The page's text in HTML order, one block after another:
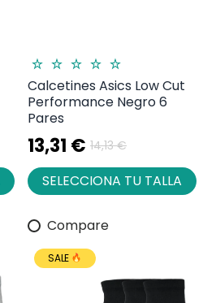
Calcetines Asics Low Cut
Performance Negro 6
Pares
13,31 € 14,13 €
SELECCIONA TU TALLA
Compare
SALE